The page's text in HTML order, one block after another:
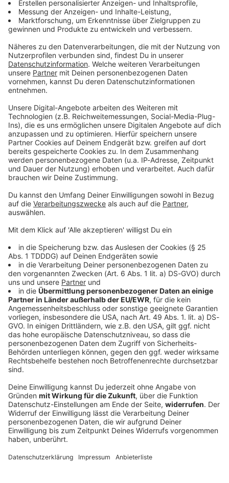
Zum Newsletter anmelden
Du möchtest uns etwas sagen?
Studio Hotline
Kontaktformular
Sprachnachricht
© dpa-infocom, dpa:260617-930-237564/1
Bayern
Bayern lockert wegen Dürre Regeln für Bio-
Tierhaltung
Das Landwirtschaftsministerium stuft die
Versorgungslage mit Futtermitteln als
nichtökologisches Heu oder Silage auszuweichen.